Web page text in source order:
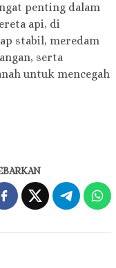
penting dalam
api, di
stabil, meredam
serta
untuk mencegah